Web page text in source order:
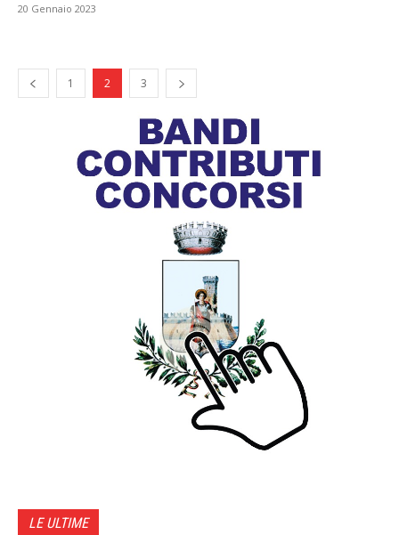
20 Gennaio 2023
1 2 3
LE ULTIME